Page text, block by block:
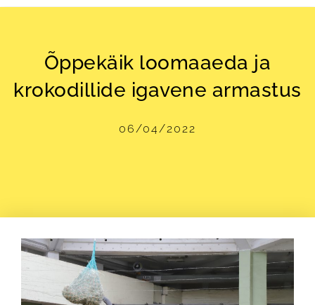
Õppekäik loomaaeda ja
krokodillide igavene armastus
06/04/2022